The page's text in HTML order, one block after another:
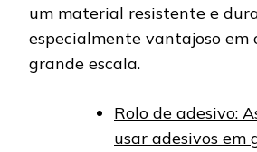
um material resistente e
especialmente vantajoso em
grande escala.
Rolo de adesivo:
usar adesivos em